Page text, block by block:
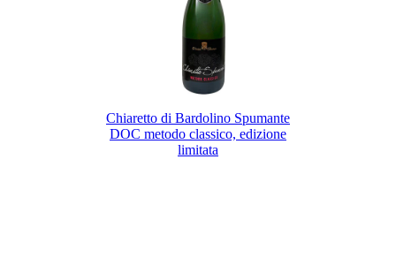
Chiaretto di Bardolino Spumante
DOC metodo classico, edizione
limitata